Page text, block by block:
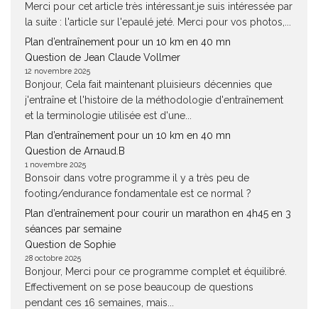
Merci pour cet article très intéressant.je suis intéressée par
la suite : l'article sur l'epaulé jeté. Merci pour vos photos,...
Plan d’entraînement pour un 10 km en 40 mn
Question de Jean Claude Vollmer
12 novembre 2025
Bonjour, Cela fait maintenant pluisieurs décennies que
j'entraîne et l'histoire de la méthodologie d'entraînement
et la terminologie utilisée est d'une...
Plan d’entraînement pour un 10 km en 40 mn
Question de Arnaud.B
1 novembre 2025
Bonsoir dans votre programme il y a très peu de
footing/endurance fondamentale est ce normal ?
Plan d’entraînement pour courir un marathon en 4h45 en 3
séances par semaine
Question de Sophie
28 octobre 2025
Bonjour, Merci pour ce programme complet et équilibré.
Effectivement on se pose beaucoup de questions
pendant ces 16 semaines, mais...